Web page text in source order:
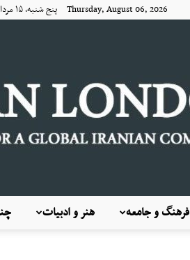
Thursday, August 06, 2026 پنج شنبه, ۱۵ مرداد ۱۴۰۵
هنر و ادبیات فرهنگ و جامعه